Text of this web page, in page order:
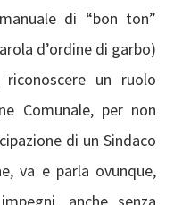
di “bon ton”
d’ordine di garbo)
un ruolo
Comunale, per non
di un Sindaco
va e parla ovunque,